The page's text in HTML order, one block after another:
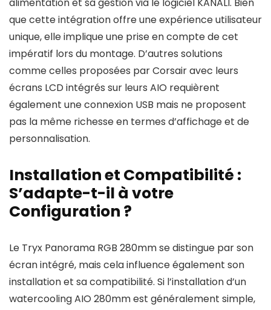
que cette intégration offre une expérience utilisateur
unique, elle implique une prise en compte de cet
impératif lors du montage. D’autres solutions
comme celles proposées par Corsair avec leurs
écrans LCD intégrés sur leurs AIO requièrent
également une connexion USB mais ne proposent
pas la même richesse en termes d’affichage et de
personnalisation.
Installation et Compatibilité :
S’adapte-t-il à votre
Configuration ?
Le Tryx Panorama RGB 280mm se distingue par son
écran intégré, mais cela influence également son
installation et sa compatibilité. Si l’installation d’un
watercooling AIO 280mm est généralement simple,